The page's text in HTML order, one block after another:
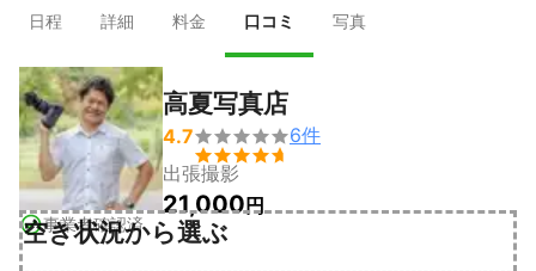
日程 詳細 料金 口コミ 写真
事業者確認済
高夏写真店
4.7

6件
出張撮影
21,000円
空き状況から選ぶ